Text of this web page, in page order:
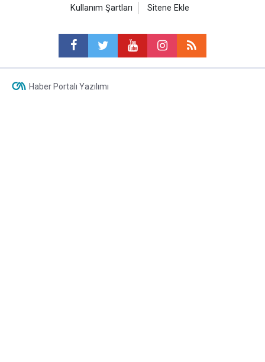
Kullanım Şartları
Sitene Ekle
Haber Portalı Yazılımı